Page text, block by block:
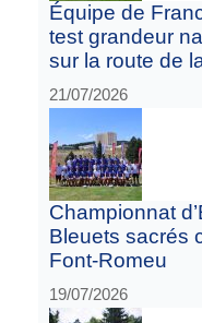
Équipe de
test grandeur
sur la route de
21/07/2026
Championnat
Bleuets sacrés
Font-Romeu
19/07/2026